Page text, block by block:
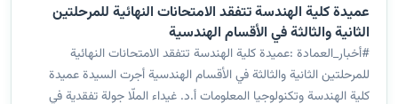
عميدة كلية الهندسة تتفقد الامتحانات النهائية للمرحلتين
الثانية والثالثة في الأقسام الهندسية
#أخبار_العمادة :عميدة كلية الهندسة تتفقد الامتحانات النهائية
للمرحلتين الثانية والثالثة في الأقسام الهندسية أجرت السيدة عميدة
كلية الهندسة وتكنولوجيا المعلومات أ.د. غيداء الملّا جولة تفقدية في